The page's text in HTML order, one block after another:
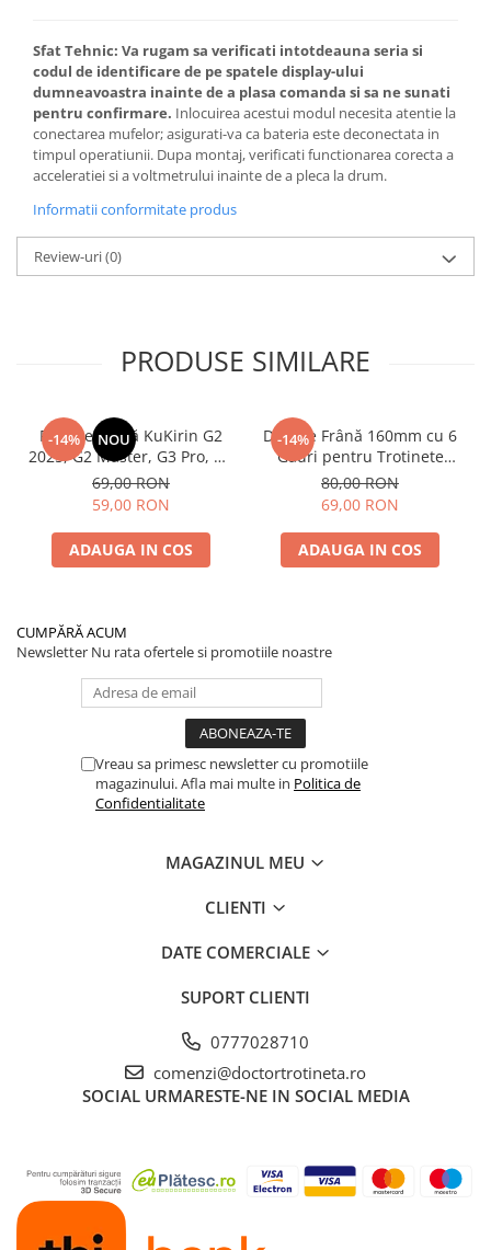
Sfat Tehnic: Va rugam sa verificati intotdeauna seria si
codul de identificare de pe spatele display-ului
dumneavoastra inainte de a plasa comanda si sa ne sunati
pentru confirmare. Inlocuirea acestui modul necesita atentie la
conectarea mufelor; asigurati-va ca bateria este deconectata in
timpul operatiunii. Dupa montaj, verificati functionarea corecta a
acceleratiei si a voltmetrului inainte de a pleca la drum.
Informatii conformitate produs
Review-uri(0)
PRODUSE SIMILARE
-14% NOU
Plăcuțe Frână KuKirin G2
2025, G2 Master, G3 Pro, G4
– Set 2 Bucăți (Față sau
Spate) Premium
69,00 RON
59,00 RON
ADAUGA IN COS
-14%
Disc de Frână 160mm cu 6
Găuri pentru Trotinete
Electrice KuKirin G4 (Model
2025) și KuKirin G2 –
Performanță Premium
80,00 RON
69,00 RON
ADAUGA IN COS
CUMPĂRĂ ACUM
Newsletter Nu rata ofertele si promotiile noastre
Vreau sa primesc newsletter cu promotiile
magazinului. Afla mai multe in Politica de
Confidentialitate
MAGAZINUL MEU
CLIENTI
DATE COMERCIALE
SUPORT CLIENTI
0777028710
comenzi@doctortrotineta.ro
SOCIAL URMARESTE-NE IN SOCIAL MEDIA